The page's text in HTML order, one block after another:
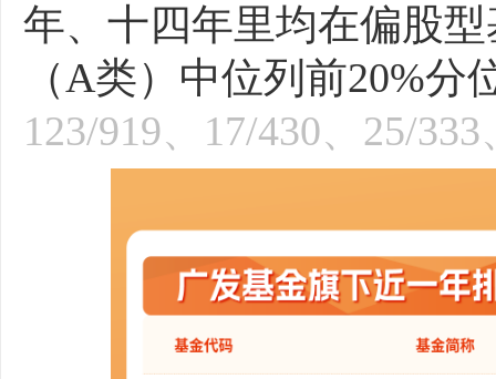
年、十四年里均在偏股
（A类）中位列前20%分
123/919、17/430、25/